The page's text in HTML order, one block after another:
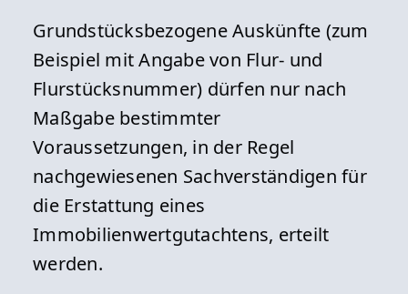
Grundstücksbezogene Auskünfte (zum
Beispiel mit Angabe von Flur- und
Flurstücks­num­mer) dürfen nur nach
Maßgabe bestimmter
Voraussetzungen, in der Regel
nachgewiesenen Sachverständigen für
die Erstattung eines
Immobilienwertgutachtens, erteilt
werden.